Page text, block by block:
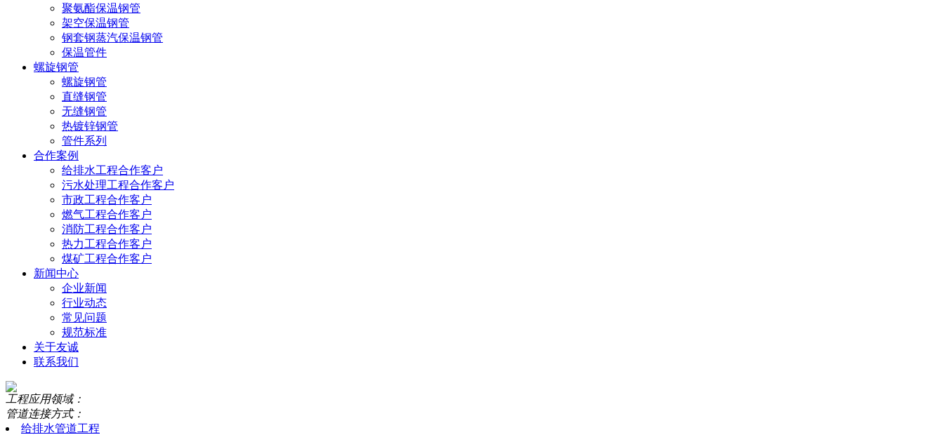
聚氨酯保温钢管
架空保温钢管
钢套钢蒸汽保温钢管
保温管件
螺旋钢管
螺旋钢管
直缝钢管
无缝钢管
热镀锌钢管
管件系列
合作案例
给排水工程合作客户
污水处理工程合作客户
市政工程合作客户
燃气工程合作客户
消防工程合作客户
热力工程合作客户
煤矿工程合作客户
新闻中心
企业新闻
行业动态
常见问题
规范标准
关于友诚
联系我们
工程应用领域：
管道连接方式：
给排水管道工程